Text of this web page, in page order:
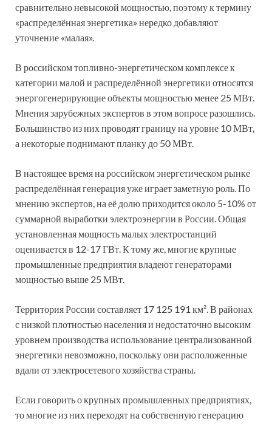
сравнительно невысокой мощностью, поэтому к термину
«распределённая энергетика» нередко добавляют
уточнение «малая».
В российском топливно-энергетическом комплексе к
категории малой и распределённой энергетики относятся
энергогенерирующие объекты мощностью менее 25 МВт.
Мнения зарубежных экспертов в этом вопросе разошлись.
Большинство из них проводят границу на уровне 10 МВт,
а некоторые поднимают планку до 50 МВт.
В настоящее время на российском энергетическом рынке
распределённая генерация уже играет заметную роль. По
мнению экспертов, на её долю приходится около 5-10% от
суммарной выработки электроэнергии в России. Общая
установленная мощность малых электростанций
оценивается в 12-17 ГВт. К тому же, многие крупные
промышленные предприятия владеют генераторами
мощностью выше 25 МВт.
Территория России составляет 17 125 191 км². В районах
с низкой плотностью населения и недостаточно высоким
уровнем производства использование централизованной
энергетики невозможно, поскольку они расположенные
вдали от электросетевого хозяйства страны.
Если говорить о крупных промышленных предприятиях,
то многие из них переходят на собственную генерацию